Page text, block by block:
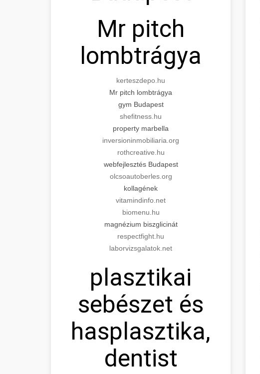
Mr pitch
lombtrágya
kerteszdepo.hu
Mr pitch lombtrágya
gym Budapest
shefitness.hu
property marbella
inversioninmobiliaria.org
rothcreative.hu
webfejlesztés Budapest
olcsoautoberles.org
kollagének
vitamindinfo.net
biomenu.hu
magnézium biszglicinát
respectfight.hu
laborvizsgalatok.net
plasztikai
sebészet és
hasplasztika,
dentist